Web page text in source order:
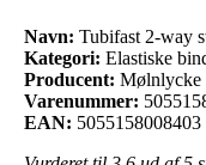
Navn: Tubifast 2-way
Kategori: Elastiske
Producent: Mølnlycke
Varenummer:
EAN: 5055158008403